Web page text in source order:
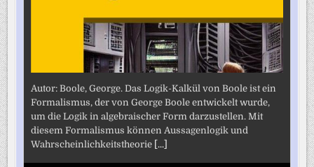
Autor: Boole, George. Das Logik-Kalkül von Boole ist ein
Formalismus, der von George Boole entwickelt wurde,
um die Logik in algebraischer Form darzustellen. Mit
diesem Formalismus können Aussagenlogik und
Wahrscheinlichkeitstheorie [...]